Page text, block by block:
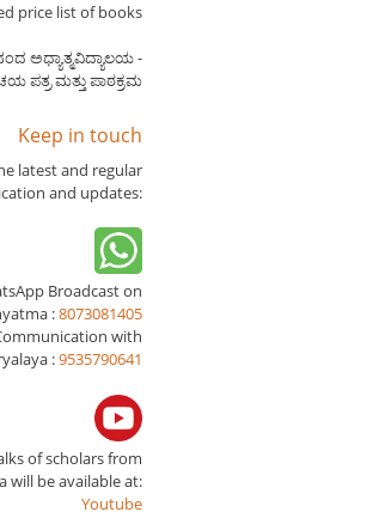
price list of books
ಅಧ್ಯಾತ್ಮವಿದ್ಯಾಲಯ -
ಪತ್ರ ಮತ್ತು ಪಾಠಕ್ರಮ
Keep in touch
latest and regular
and updates:
Broadcast on
:8073081405
with
:9535790641
of scholars from
will be available at:
Youtube